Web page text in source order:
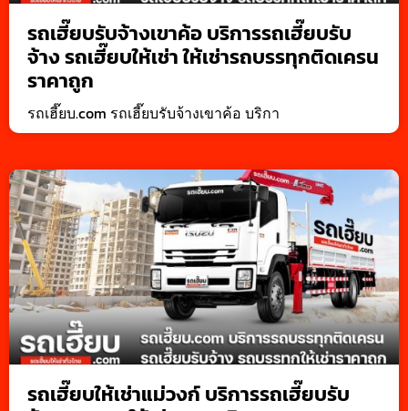
รถเฮี๊ยบรับจ้างเขาค้อ บริการรถเฮี๊ยบรับ
จ้าง รถเฮี๊ยบให้เช่า ให้เช่ารถบรรทุกติดเครน
ราคาถูก
รถเฮี๊ยบ.com รถเฮี๊ยบรับจ้างเขาค้อ บริกา
รถเฮี๊ยบให้เช่าแม่วงก์ บริการรถเฮี๊ยบรับ